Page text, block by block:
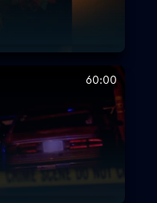
60:00